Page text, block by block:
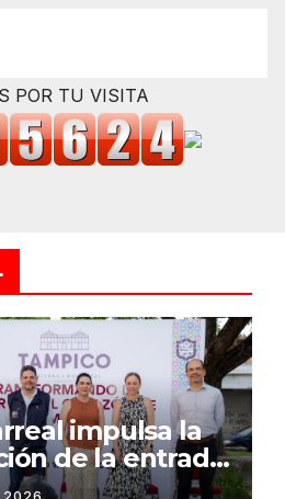
POR TU VISITA
impulsa la
de la entrada
de